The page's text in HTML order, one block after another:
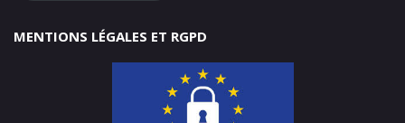
MENTIONS LÉGALES ET RGPD